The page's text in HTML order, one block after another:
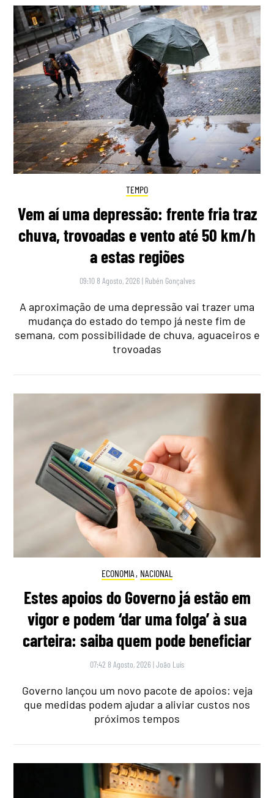
TEMPO
Vem aí uma depressão: frente fria traz
chuva, trovoadas e vento até 50 km/h
a estas regiões
09:10 8 Agosto, 2026 | Rubén Gonçalves
A aproximação de uma depressão vai trazer uma
mudança do estado do tempo já neste fim de
semana, com possibilidade de chuva, aguaceiros e
trovoadas
ECONOMIA , NACIONAL
Estes apoios do Governo já estão em
vigor e podem ‘dar uma folga’ à sua
carteira: saiba quem pode beneficiar
07:42 8 Agosto, 2026 |João Luís
Governo lançou um novo pacote de apoios: veja
que medidas podem ajudar a aliviar custos nos
próximos tempos